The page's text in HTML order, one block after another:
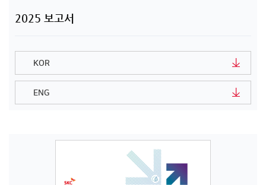
2025 보고서
KOR
ENG